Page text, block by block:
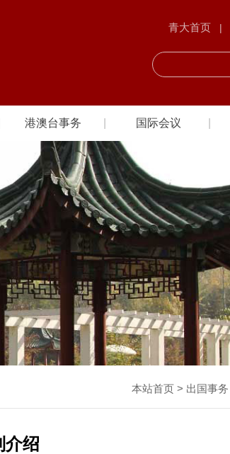
青大首页 |
港澳台事务 国际会议
本站首页 > 出国事务
介绍